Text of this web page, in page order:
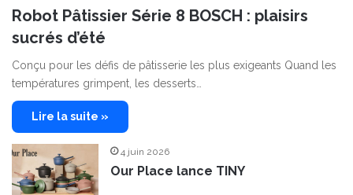
Robot Pâtissier Série 8 BOSCH : plaisirs
sucrés d’été
Conçu pour les défis de pâtisserie les plus exigeants Quand les
températures grimpent, les desserts…
Lire la suite »
4 juin 2026
Our Place lance TINY